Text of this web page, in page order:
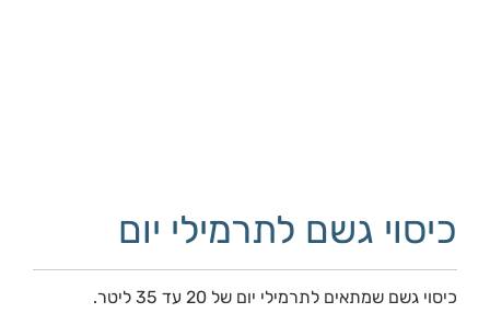
כיסוי גשם לתרמילי יום
כיסוי גשם שמתאים לתרמילי יום של 20 עד 35 ליטר.